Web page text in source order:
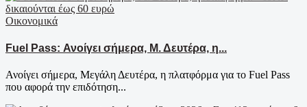
Οικονομικά
Fuel Pass: Ανοίγει σήμερα, Μ. Δευτέρα, η...
Ανοίγει σήμερα, Μεγάλη Δευτέρα, η πλατφόρμα για το Fuel Pass
που αφορά την επιδότηση...